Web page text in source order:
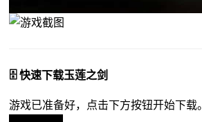
🗄️ 快速下载玉莲之剑
游戏已准备好，点击下方按钮开始下载。